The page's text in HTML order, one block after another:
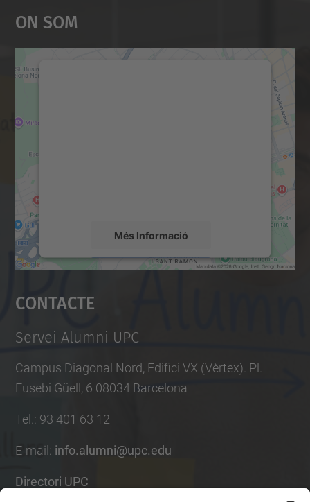
On Som
Més Informació
Accepta
powered by
Contacte
Servei Alumni UPC
Campus Diagonal Nord, Edifici VX (Vèrtex). Pl.
Eusebi Güell, 6 08034 Barcelona
Tel. : 93 401 63 12
E-mail : info.alumni@upc.edu
Directori UPC